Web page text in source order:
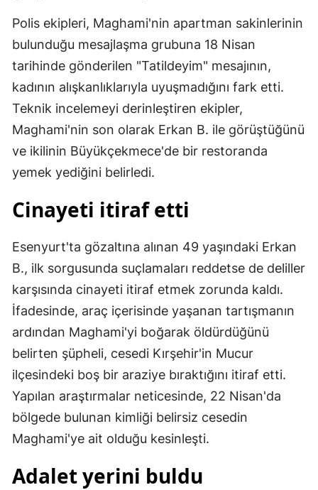
Polis ekipleri, Maghami'nin apartman sakinlerinin
bulunduğu mesajlaşma grubuna 18 Nisan
tarihinde gönderilen "Tatildeyim" mesajının,
kadının alışkanlıklarıyla uyuşmadığını fark etti.
Teknik incelemeyi derinleştiren ekipler,
Maghami'nin son olarak Erkan B. ile görüştüğünü
ve ikilinin Büyükçekmece'de bir restoranda
yemek yediğini belirledi.
Cinayeti itiraf etti
Esenyurt'ta gözaltına alınan 49 yaşındaki Erkan
B., ilk sorgusunda suçlamaları reddetse de deliller
karşısında cinayeti itiraf etmek zorunda kaldı.
İfadesinde, araç içerisinde yaşanan tartışmanın
ardından Maghami'yi boğarak öldürdüğünü
belirten şüpheli, cesedi Kırşehir'in Mucur
ilçesindeki boş bir araziye bıraktığını itiraf etti.
Yapılan araştırmalar neticesinde, 22 Nisan'da
bölgede bulunan kimliği belirsiz cesedin
Maghami'ye ait olduğu kesinleşti.
Adalet yerini buldu